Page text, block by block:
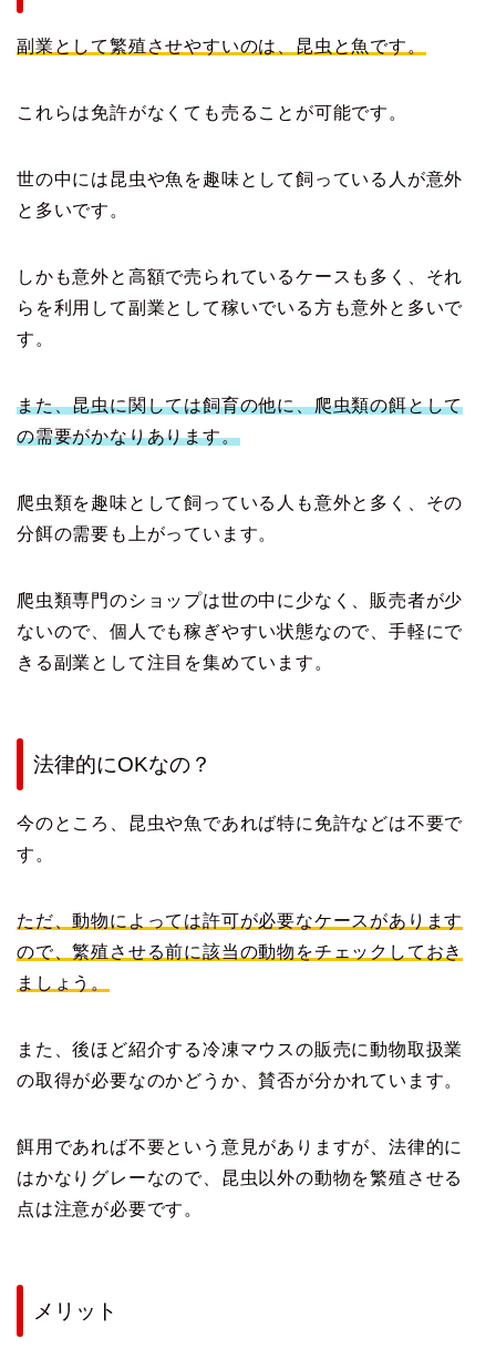
副業として繁殖させやすいのは、昆虫と魚です。
これらは免許がなくても売ることが可能です。
世の中には昆虫や魚を趣味として飼っている人が意外
と多いです。
しかも意外と高額で売られているケースも多く、それ
らを利用して副業として稼いでいる方も意外と多いで
す。
また、昆虫に関しては飼育の他に、爬虫類の餌として
の需要がかなりあります。
爬虫類を趣味として飼っている人も意外と多く、その
分餌の需要も上がっています。
爬虫類専門のショップは世の中に少なく、販売者が少
ないので、個人でも稼ぎやすい状態なので、手軽にで
きる副業として注目を集めています。
法律的にOKなの？
今のところ、昆虫や魚であれば特に免許などは不要で
す。
ただ、動物によっては許可が必要なケースがあります
ので、繁殖させる前に該当の動物をチェックしておき
ましょう。
また、後ほど紹介する冷凍マウスの販売に動物取扱業
の取得が必要なのかどうか、賛否が分かれています。
餌用であれば不要という意見がありますが、法律的に
はかなりグレーなので、昆虫以外の動物を繁殖させる
点は注意が必要です。
メリット